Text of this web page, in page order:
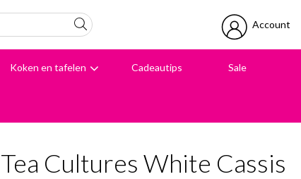
Account
Koken en tafelen Cadeautips Sale
Tea Cultures White Cassis